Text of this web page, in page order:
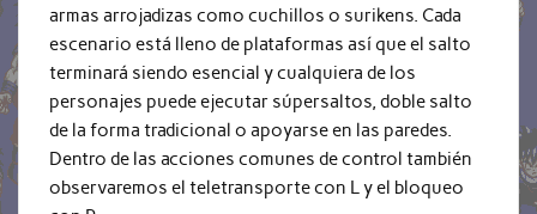
armas arrojadizas como cuchillos o surikens. Cada
escenario está lleno de plataformas así que el salto
terminará siendo esencial y cualquiera de los
personajes puede ejecutar súpersaltos, doble salto
de la forma tradicional o apoyarse en las paredes.
Dentro de las acciones comunes de control también
observaremos el teletransporte con L y el bloqueo